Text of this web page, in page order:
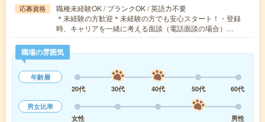
応募資格
職種未経験OK / ブランクOK / 英語力不要
＊未経験の方歓迎＊未経験の方でも安心スタート！・登録
時、キャリアを一緒に考える面談（電話面談の場合）…
職場の雰囲気
年齢層
20代
30代 40代 50代
60代
男女比率
女性
男性